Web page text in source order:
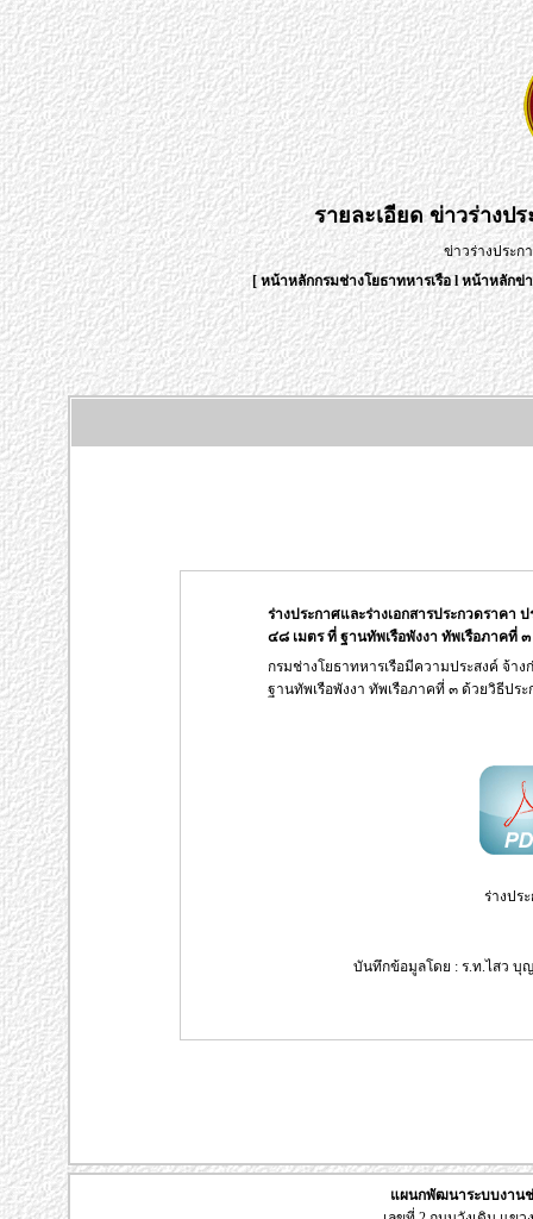
รายละเอียดข่าวร่างป
ข่าวร่างประก
[หน้าหลักกรมช่างโยธาทหารเรือlหน้าหลักข่
ร่างประกาศและร่างเอกสารประกวดราคา
๔๘ เมตร ที่ ฐานทัพเรือพังงา ทัพเรือภาคที่
กรมช่างโยธาทหารเรือมีความประสงค์ จ้า
ฐานทัพเรือพังงา ทัพเรือภาคที่ ๓ ด้วยวิธีประ
ร่างปร
บันทึกข้อมูลโดย : ร.ท.ไสว บุญ
แผนกพัฒนาระบบงานช่